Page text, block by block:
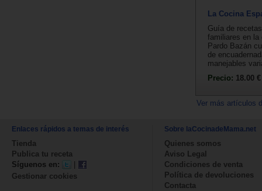
La Cocina
Guía de
familiares en la
Pardo Bazán
de
manejables
Precio: 18.00 €
Ver más artículos
Enlaces rápidos a temas de interés
Tienda
Publica tu receta
Síguenos en:
|
Gestionar cookies
Sobre laCocinadeMama.net
Quienes somos
Aviso Legal
Condiciones de venta
Política de devoluciones
Contacta